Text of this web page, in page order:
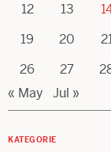
12
13
19
20
26
27
« May
Jul »
KATEGORIE